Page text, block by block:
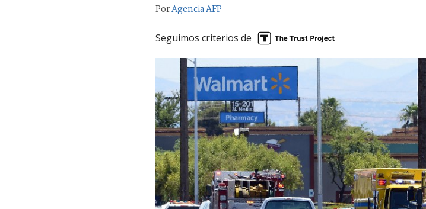
PorAgencia AFP
Seguimos criterios de